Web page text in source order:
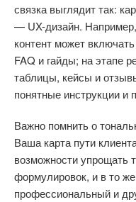
связка выглядит так:
— UX-дизайн.
контент может
FAQ и гайды; на этапе
таблицы, кейсы и
понятные инструкции и
Важно помнить о
Ваша карта пути
возможности упрощать
формулировок, и в то
профессиональный и